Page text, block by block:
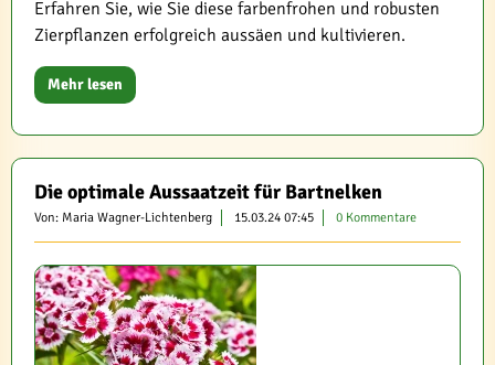
Erfahren Sie, wie Sie diese farbenfrohen und robusten
Zierpflanzen erfolgreich aussäen und kultivieren.
Mehr lesen
Die optimale Aussaatzeit für Bartnelken
Von: Maria Wagner-Lichtenberg 15.03.24 07:45 0 Kommentare